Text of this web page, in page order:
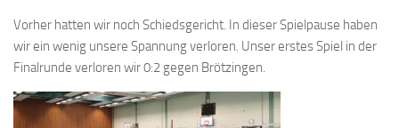
Vorher hatten wir noch Schiedsgericht. In dieser Spielpause haben
wir ein wenig unsere Spannung verloren. Unser erstes Spiel in der
Finalrunde verloren wir 0:2 gegen Brötzingen.